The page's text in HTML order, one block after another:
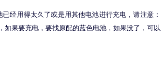
经用得太久了或是用其他电池进行充电，请注意：
果要充电，要找原配的蓝色电池，如果没了，可以